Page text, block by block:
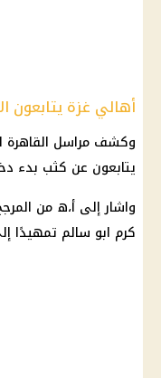
أهالي غزة يتابعون
وكشف مراسل القاهرة
يتابعون عن كثب بدء
واشار إلى أ،ه من
كرم ابو سالم تمهيدًا